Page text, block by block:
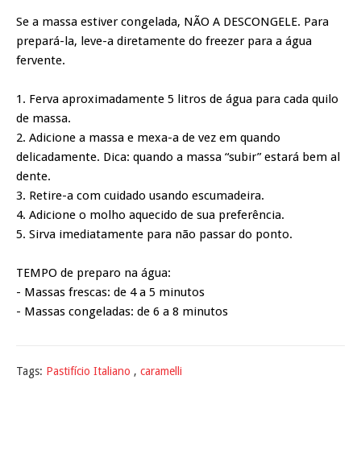
Se a massa estiver congelada, NÃO A DESCONGELE. Para
prepará-la, leve-a diretamente do freezer para a água
fervente.
1. Ferva aproximadamente 5 litros de água para cada quilo
de massa.
2. Adicione a massa e mexa-a de vez em quando
delicadamente. Dica: quando a massa “subir” estará bem al
dente.
3. Retire-a com cuidado usando escumadeira.
4. Adicione o molho aquecido de sua preferência.
5. Sirva imediatamente para não passar do ponto.
TEMPO de preparo na água:
- Massas frescas: de 4 a 5 minutos
- Massas congeladas: de 6 a 8 minutos
Tags: Pastifício Italiano , caramelli